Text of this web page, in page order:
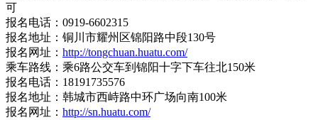
可
报名电话：0919-6602315
报名地址：铜川市耀州区锦阳路中段130号
报名网址： http://tongchuan.huatu.com/
乘车路线：乘6路公交车到锦阳十字下车往北150米
报名电话：18191735576
报名地址：韩城市西峙路中环广场向南100米
报名网址： http://sn.huatu.com/